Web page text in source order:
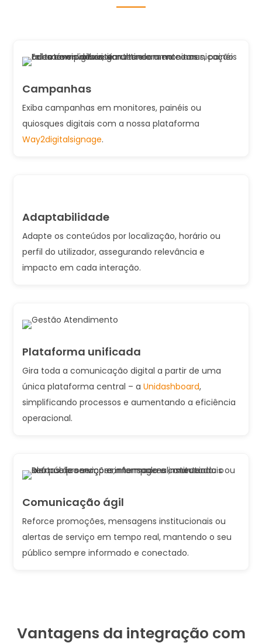
Campanhas
Exiba campanhas em monitores, painéis ou
quiosques digitais com a nossa plataforma
Way2digitalsignage.
Adaptabilidade
Adapte os conteúdos por localização, horário ou
perfil do utilizador, assegurando relevância e
impacto em cada interação.
Plataforma unificada
Gira toda a comunicação digital a partir de uma
única plataforma central – aUnidashboard,
simplificando processos e aumentando a eficiência
operacional.
Comunicação ágil
Reforce promoções, mensagens institucionais ou
alertas de serviço em tempo real, mantendo o seu
público sempre informado e conectado.
Vantagens da integração com